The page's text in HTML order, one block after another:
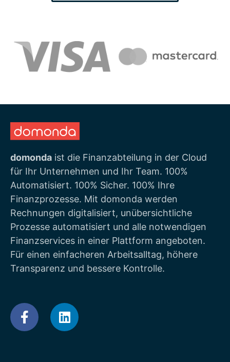
domonda ist die Finanzabteilung in der Cloud
für Ihr Unternehmen und Ihr Team. 100%
Automatisiert. 100% Sicher. 100% Ihre
Finanzprozesse. Mit domonda werden
Rechnungen digitalisiert, unübersichtliche
Prozesse automatisiert und alle notwendigen
Finanzservices in einer Plattform angeboten.
Für einen einfacheren Arbeitsalltag, höhere
Transparenz und bessere Kontrolle.